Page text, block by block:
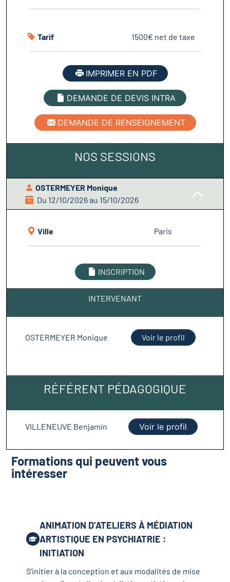
Tarif 1500€ net de taxe
IMPRIMER EN PDF
DEMANDE DE DEVIS INTRA
DEMANDE DE RENSEIGNEMENT
NOS SESSIONS
OSTERMEYER Monique
Du 12/10/2026 au 15/10/2026
Ville Paris
INSCRIPTION
INTERVENANT
OSTERMEYER Monique Voir le profil
RÉFÉRENT PÉDAGOGIQUE
VILLENEUVE Benjamin Voir le profil
Formations qui peuvent vous
intéresser
ANIMATION D’ATELIERS À MÉDIATION
ARTISTIQUE EN PSYCHIATRIE :
INITIATION
S’initier à la conception et aux modalités de mise